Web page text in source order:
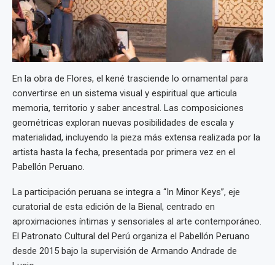
En la obra de Flores, el kené trasciende lo ornamental para
convertirse en un sistema visual y espiritual que articula
memoria, territorio y saber ancestral. Las composiciones
geométricas exploran nuevas posibilidades de escala y
materialidad, incluyendo la pieza más extensa realizada por la
artista hasta la fecha, presentada por primera vez en el
Pabellón Peruano.
La participación peruana se integra a “In Minor Keys”, eje
curatorial de esta edición de la Bienal, centrado en
aproximaciones íntimas y sensoriales al arte contemporáneo.
El Patronato Cultural del Perú organiza el Pabellón Peruano
desde 2015 bajo la supervisión de Armando Andrade de